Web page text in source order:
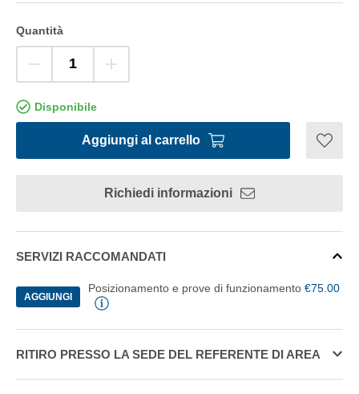
Quantità
Disponibile
Aggiungi al carrello
Richiedi informazioni
SERVIZI RACCOMANDATI
AGGIUNGI
Posizionamento e prove di funzionamento €75.00
RITIRO PRESSO LA SEDE DEL REFERENTE DI AREA